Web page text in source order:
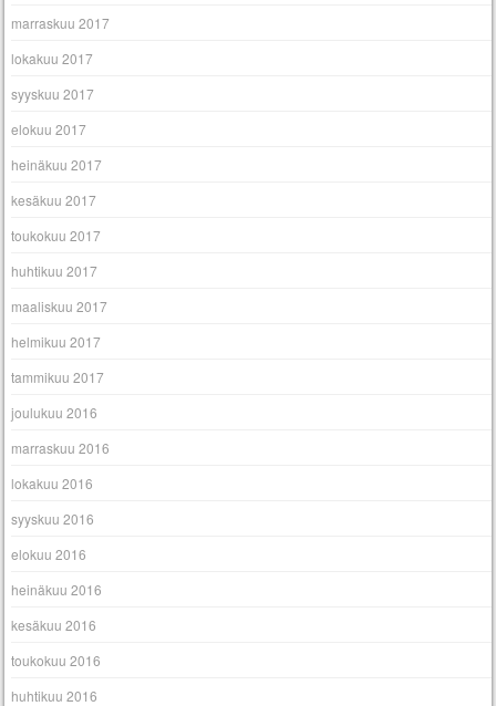
marraskuu 2017
lokakuu 2017
syyskuu 2017
elokuu 2017
heinäkuu 2017
kesäkuu 2017
toukokuu 2017
huhtikuu 2017
maaliskuu 2017
helmikuu 2017
tammikuu 2017
joulukuu 2016
marraskuu 2016
lokakuu 2016
syyskuu 2016
elokuu 2016
heinäkuu 2016
kesäkuu 2016
toukokuu 2016
huhtikuu 2016